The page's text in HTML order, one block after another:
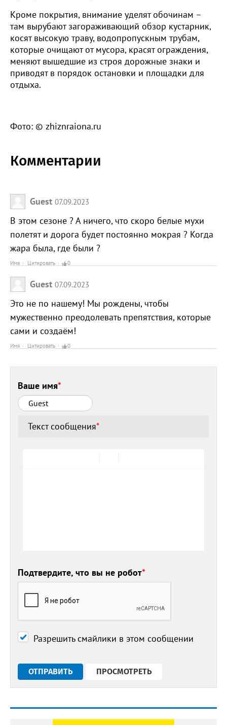
Кроме покрытия, внимание уделят обочинам –
там вырубают загораживающий обзор кустарник,
косят высокую траву, водопропускным трубам,
которые очищают от мусора, красят ограждения,
меняют вышедшие из строя дорожные знаки и
приводят в порядок остановки и площадки для
отдыха.
Фото: © zhiznraiona.ru
Комментарии
Guest 07.09.2023
В этом сезоне ? А ничего, что скоро белые мухи
полетят и дорога будет постоянно мокрая ? Когда
жара была, где были ?
Имя Цитировать 0
Guest 07.09.2023
Это не по нашему! Мы рождены, чтобы
мужественно преодолевать препятствия, которые
сами и создаём!
Имя Цитировать 0
Ваше имя*
Текст сообщения*
Подтвердите, что вы не робот*
Разрешить смайлики в этом сообщении